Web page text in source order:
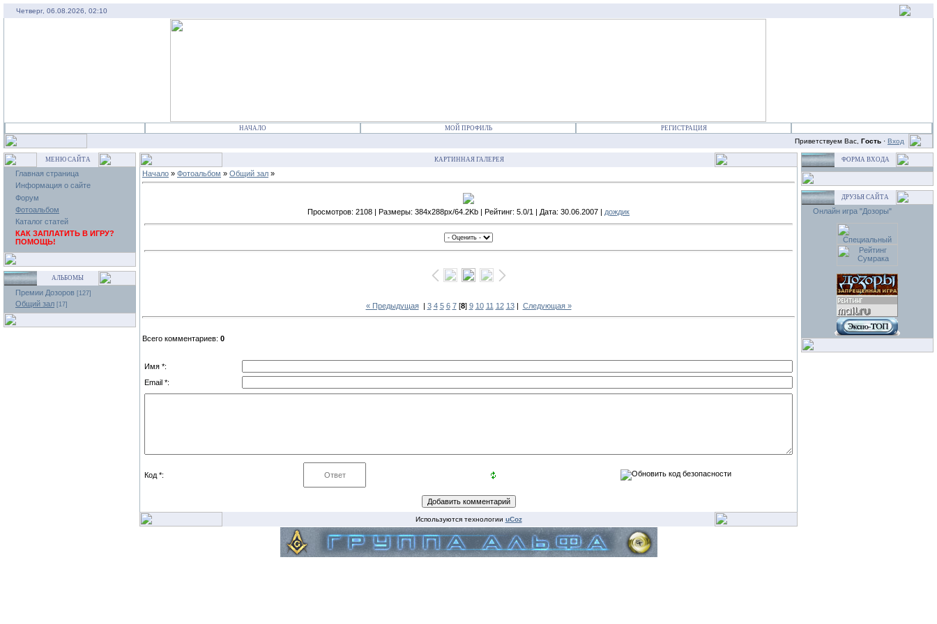
Четверг, 06.08.2026, 02:10
НАЧАЛО МОЙ ПРОФИЛЬ РЕГИСТРАЦИЯ
Приветствуем Вас, Гость · Вход
МЕНЮ САЙТА
Главная страница
Информация о сайте
Форум
Фотоальбом
Каталог статей
КАК ЗАПЛАТИТЬ В ИГРУ?
ПОМОЩЬ!
АЛЬБОМЫ
Премии Дозоров [127]
Общий зал [17]
КАРТИННАЯ ГАЛЕРЕЯ
Начало » Фотоальбом » Общий зал »
Просмотров: 2108 | Размеры: 384x288px/64.2Kb | Рейтинг: 5.0/1 | Дата: 30.06.2007 | дождик
« Предыдущая| 3 4 5 6 7[8] 9 10 11 12 13| Следующая »
Всего комментариев: 0
Имя *:
Email *:
Код *:
Используются технологии uCoz
ФОРМА ВХОДА
ДРУЗЬЯ САЙТА
Онлайн игра "Дозоры"